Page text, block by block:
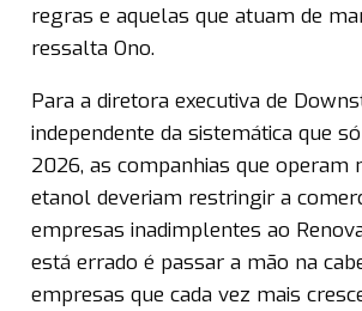
regras e aquelas que atuam de
ressalta Ono.
Para a diretora executiva de
independente da sistemática que
2026, as companhias que operam
etanol deveriam restringir a
empresas inadimplentes ao
está errado é passar a mão na
empresas que cada vez mais